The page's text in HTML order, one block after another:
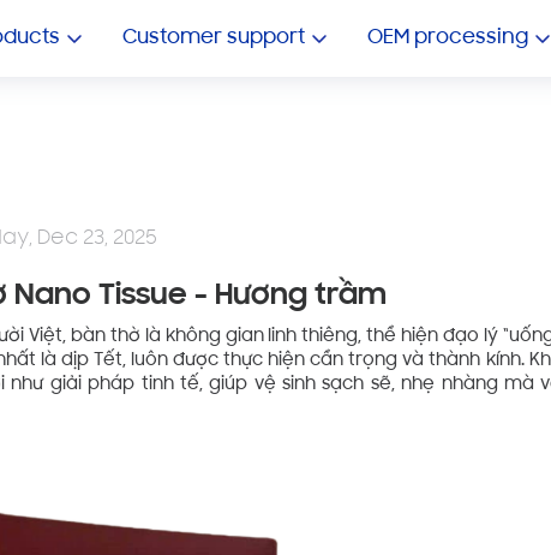
Customer support Showroom ô tô
OEM processing
OEM Tissue Papper
Dec 23, 2025
Nano Tissue - Hương trầm
Việt, bàn thờ là không gian linh thiêng, thể hiện đạo lý
là dịp Tết, luôn được thực hiện cẩn trọng và thành kính.
như giải pháp tinh tế, giúp vệ sinh sạch sẽ, nhẹ nhàng mà